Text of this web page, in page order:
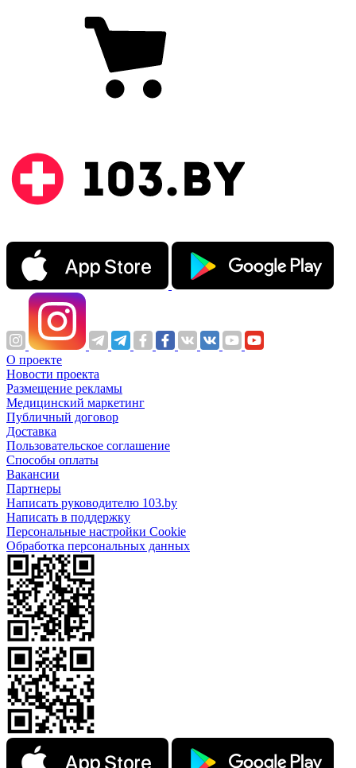
О проекте
Новости проекта
Размещение рекламы
Медицинский маркетинг
Публичный договор
Доставка
Пользовательское соглашение
Способы оплаты
Вакансии
Партнеры
Написать руководителю 103.by
Написать в поддержку
Персональные настройки Cookie
Обработка персональных данных